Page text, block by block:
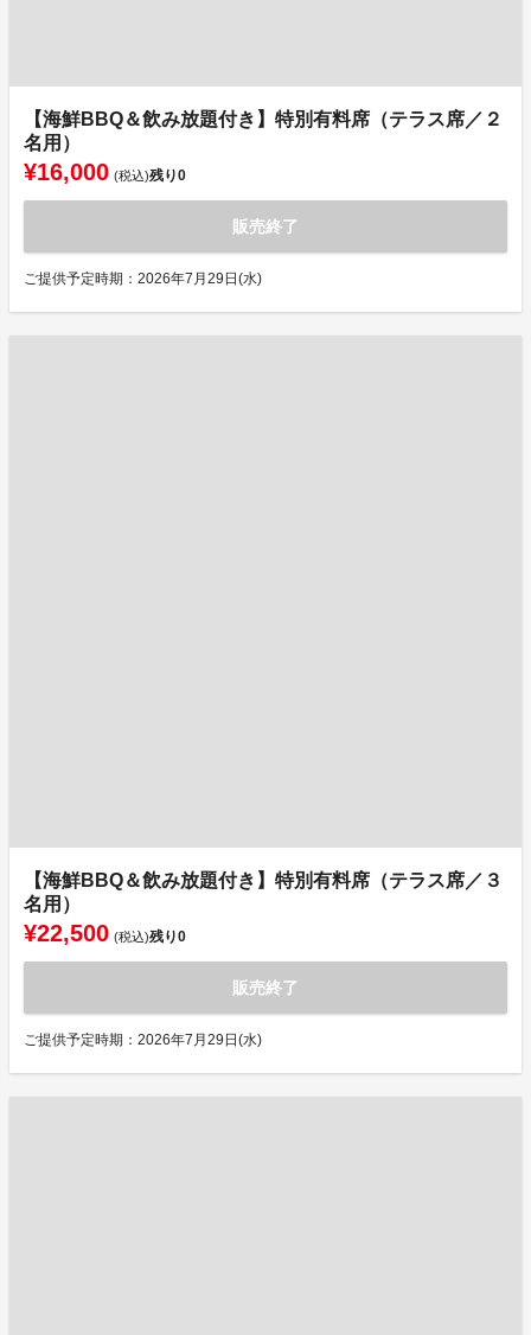
【海鮮BBQ＆飲み放題付き】特別有料席（テラス席／２
名用）
¥16,000 (税込)残り0
販売終了
ご提供予定時期：2026年7月29日(水)
【海鮮BBQ＆飲み放題付き】特別有料席（テラス席／３
名用）
¥22,500 (税込)残り0
販売終了
ご提供予定時期：2026年7月29日(水)